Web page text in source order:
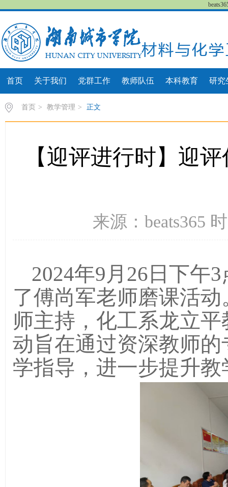
首页 关于我们 党群工作 教师队伍 本科教育 研究
首页 > 教学管理 > 正文
【迎评进行时】迎
来源：beats365
2024年9 月 26 日下午3
了傅尚军老师磨课活动
师主持， 化工系龙立平
动旨在通过资深教师
学指导，进一步提升教